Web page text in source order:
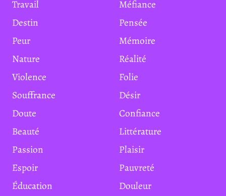
Travail
Méfiance
Destin
Pensée
Peur
Mémoire
Nature
Réalité
Violence
Folie
Souffrance
Désir
Doute
Confiance
Beauté
Littérature
Passion
Plaisir
Espoir
Pauvreté
Éducation
Douleur